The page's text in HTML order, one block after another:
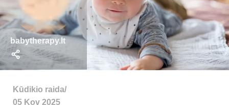
babytherapy.lt
Kūdikio raida
05 Kov 2025